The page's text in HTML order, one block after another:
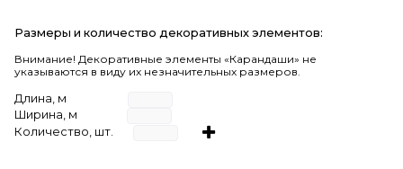
Размеры и количество декоративных элементов:
Внимание! Декоративные элементы «Карандаши» не
указываются в виду их незначительных размеров.
Длина, м
Ширина, м
Количество, шт.